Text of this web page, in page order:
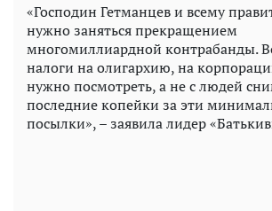
«Господин Гетманцев и всему
нужно заняться прекращением
многомиллиардной контрабанды.
налоги на олигархию, на
нужно посмотреть, а не с людей
последние копейки за эти
посылки», – заявила лидер